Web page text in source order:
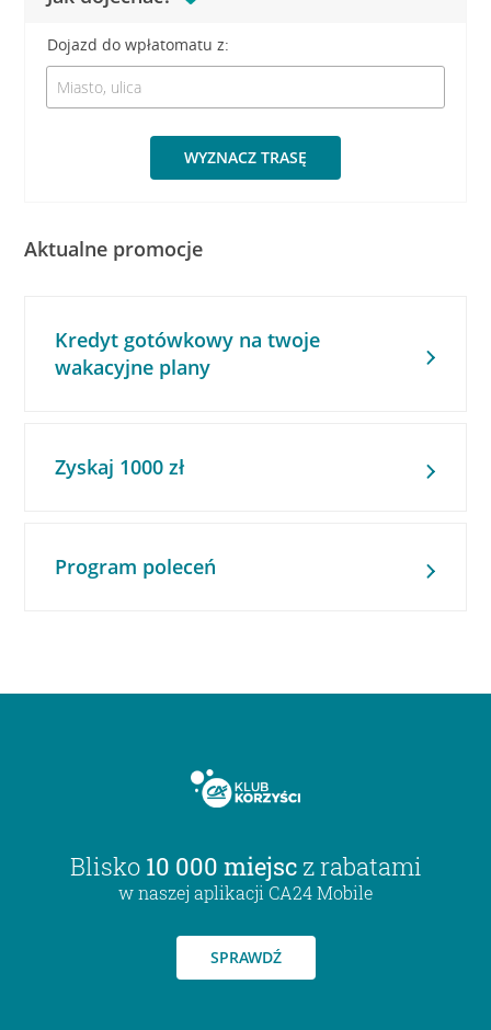
Dojazd do wpłatomatu z:
WYZNACZ TRASĘ
Aktualne promocje
Kredyt gotówkowy na twoje
wakacyjne plany
Zyskaj 1000 zł
Program poleceń
Blisko 10 000 miejsc z rabatami
w naszej aplikacji CA24 Mobile
SPRAWDŹ